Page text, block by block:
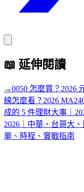
📖 延伸閱讀
→0050 怎麼買？2026
線怎麼看？2026
成的 5 件理財大事｜
2026｜中華、台哥大
單、時程、實戰指南